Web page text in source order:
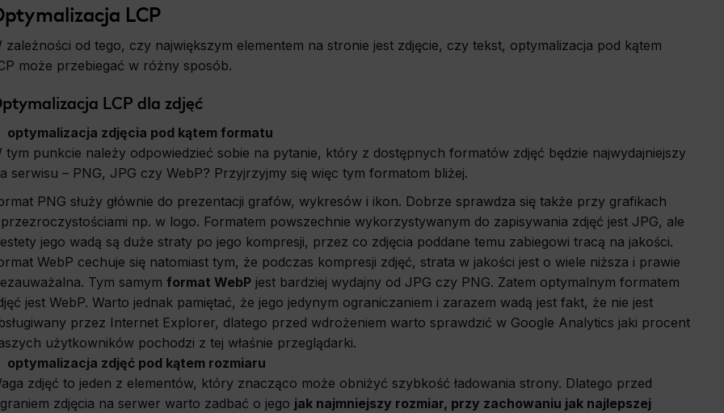
displayed without this group.
making it easier for you to use the site.
data used to collect information to analyze site traffic and how users use the site, how they came to the site,
aggregate demographic statistics about users. Analytical cookies and similar technologies allow us to
for displaying personalized ads that may be of interest to the user based on browsing history and
profile the user, providing him or her with the marketing, advertising and retargeting content deemed most
LCP
zależności od tego, czy największym elementem na stronie jest zdjęcie, czy tekst, optymalizacja pod kątem
może przebiegać w różny sposób.
LCP dla zdjęć
optymalizacja zdjęcia pod kątem formatu
tym punkcie należy odpowiedzieć sobie na pytanie, który z dostępnych formatów zdjęć będzie najwydajniejszy
serwisu – PNG, JPG czy WebP? Przyjrzyjmy się więc tym formatom bliżej.
PNG służy głównie do prezentacji grafów, wykresów i ikon. Dobrze sprawdza się także przy grafikach
np. w logo. Formatem powszechnie wykorzystywanym do zapisywania zdjęć jest JPG, ale
jego wadą są duże straty po jego kompresji, przez co zdjęcia poddane temu zabiegowi tracą na jakości.
WebP cechuje się natomiast tym, że podczas kompresji zdjęć, strata w jakości jest o wiele niższa i prawie
Tym samym format WebP jest bardziej wydajny od JPG czy PNG. Zatem optymalnym formatem
jest WebP. Warto jednak pamiętać, że jego jedynym ograniczaniem i zarazem wadą jest fakt, że nie jest
przez Internet Explorer, dlatego przed wdrożeniem warto sprawdzić w Google Analytics jaki procent
użytkowników pochodzi z tej właśnie przeglądarki.
optymalizacja zdjęć pod kątem rozmiaru
zdjęć to jeden z elementów, który znacząco może obniżyć szybkość ładowania strony. Dlatego przed
zdjęcia na serwer warto zadbać o jego jak najmniejszy rozmiar, przy zachowaniu jak najlepszej